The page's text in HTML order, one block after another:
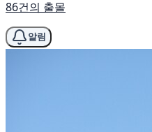
86건의 출몰
알림